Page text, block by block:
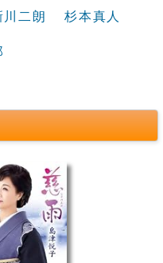
川二朗 杉本真人